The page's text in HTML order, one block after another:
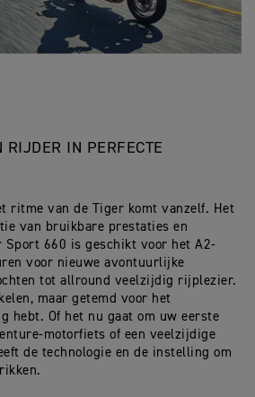
RIJDER IN PERFECTE
ritme van de Tiger komt vanzelf. Het
van bruikbare prestaties en
Sport 660 is geschikt voor het A2-
voor nieuwe avontuurlijke
tot allround veelzijdig rijplezier.
maar getemd voor het
hebt. Of het nu gaat om uw eerste
motorfiets of een veelzijdige
de technologie en de instelling om